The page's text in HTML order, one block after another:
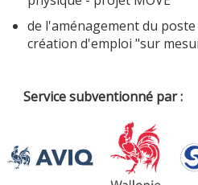
NOUS CONTACTER
de l'aménagement du
création d'emploi "sur
Service subventionné par :